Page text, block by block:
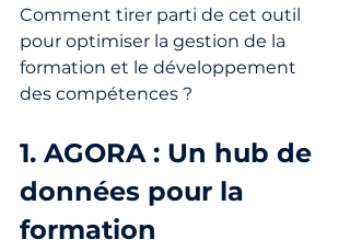
Comment tirer parti de cet outil
pour optimiser la gestion de la
formation et le développement
des compétences ?
1. AGORA : Un hub de
données pour la
formation